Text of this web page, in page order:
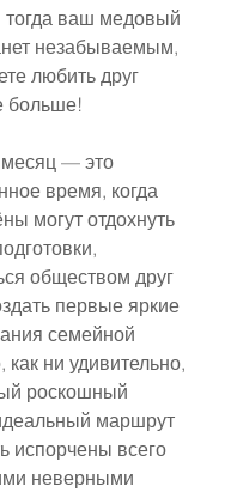
тогда ваш медовый
незабываемым,
любить друг
больше!
— это
время, когда
могут отдохнуть
обществом друг
первые яркие
семейной
ни удивительно,
роскошный
маршрут
испорчены всего
неверными